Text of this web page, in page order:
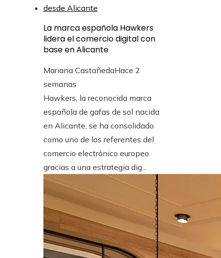
La marca española Hawkers
lidera el comercio digital con
base en Alicante
Mariana CastañedaHace 2
semanas
Hawkers, la reconocida marca
española de gafas de sol nacida
en Alicante, se ha consolidado
como uno de los referentes del
comercio electrónico europeo
gracias a una estrategia dig...